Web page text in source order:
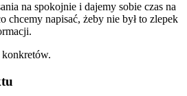
na spokojnie i dajemy sobie czas na
chcemy napisać, żeby nie był to zlepek